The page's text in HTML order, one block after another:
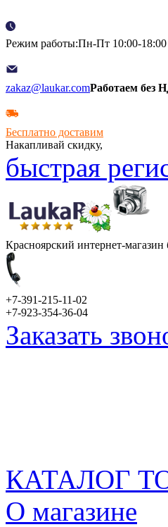
Режим работы:Пн-Пт 10:00-
zakaz@laukar.comРаботаем без
Бесплатно доставим
Накапливай скидку,
быстрая
Красноярский интернет-
+7-391-215-11-02
+7-923-354-36-04
Заказать
КАТАЛОГ
О магазине